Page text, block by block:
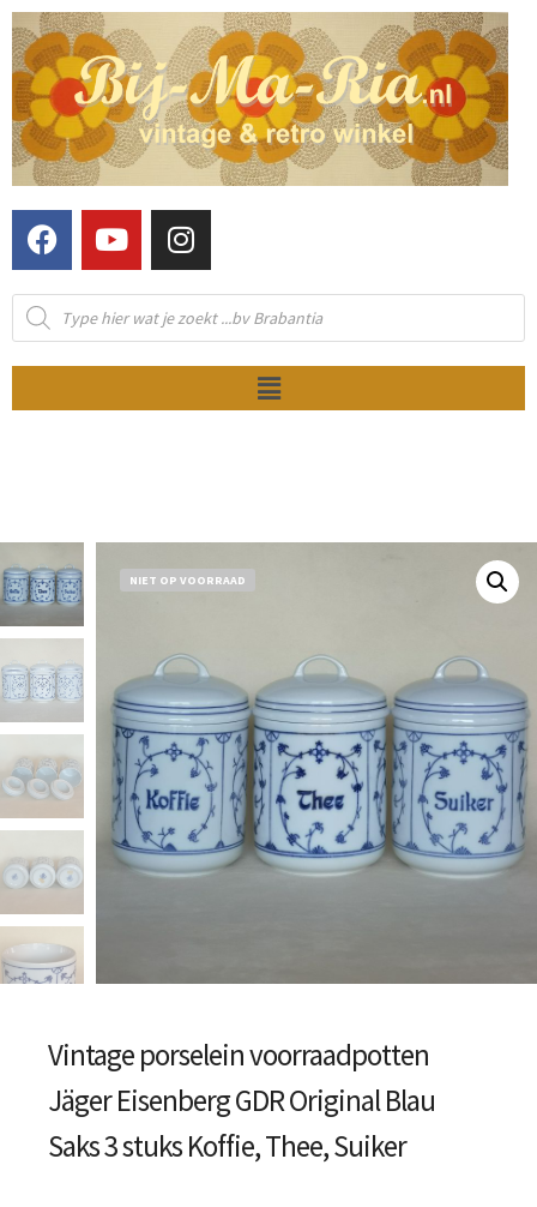
NIET OP VOORRAAD
Vintage porselein voorraadpotten
Jäger Eisenberg GDR Original Blau
Saks 3 stuks Koffie, Thee, Suiker